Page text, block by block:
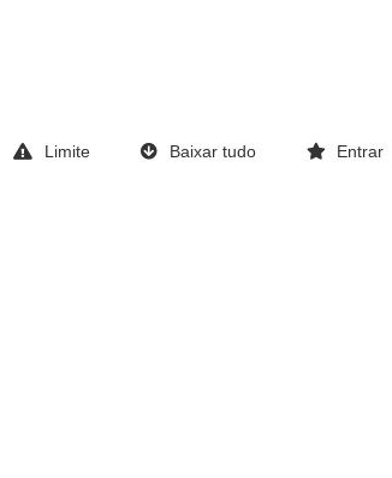
Limite Baixar tudo Entrar